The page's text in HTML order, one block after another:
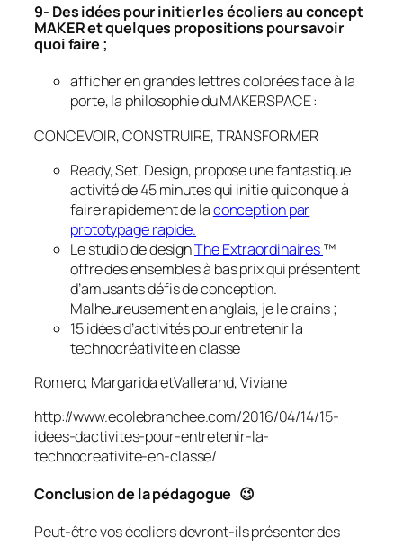
9- Des idées pour initier les écoliers au concept
MAKER et quelques propositions pour savoir
quoi faire ;
afficher en grandes lettres colorées face à la
porte, la philosophie du MAKERSPACE :
CONCEVOIR, CONSTRUIRE, TRANSFORMER
Ready, Set, Design, propose une fantastique
activité de 45 minutes qui initie quiconque à
faire rapidement de laconception par
prototypage rapide.
Le studio de designThe Extraordinaires™
offre des ensembles à bas prix qui présentent
d’amusants défis de conception.
Malheureusement en anglais, je le crains ;
15 idées d’activités pour entretenir la
technocréativité en classe
Romero, Margarida etVallerand, Viviane
http://www.ecolebranchee.com/2016/04/14/15-
idees-dactivites-pour-entretenir-la-
technocreativite-en-classe/
Conclusion de la pédagogue 😉
Peut-être vos écoliers devront-ils présenter des